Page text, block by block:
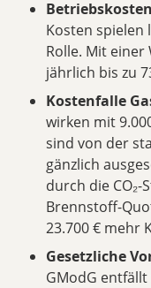
Kosten spielen
Rolle. Mit
jährlich bis zu
Kostenfalle
wirken mit
sind von der
gänzlich
durch die
Brennstoff-
23.700 € mehr
Gesetzliche
GModG entfällt